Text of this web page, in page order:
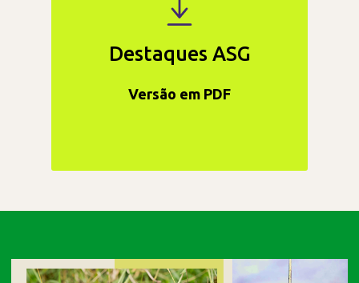
Destaques ASG
Versão em PDF